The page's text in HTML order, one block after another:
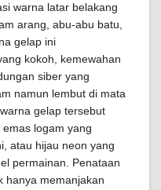
warna latar belakang
arang, abu-abu batu,
gelap ini
kokoh, kemewahan
siber yang
namun lembut di mata
gelap tersebut
logam yang
atau hijau neon yang
permainan. Penataan
hanya memanjakan